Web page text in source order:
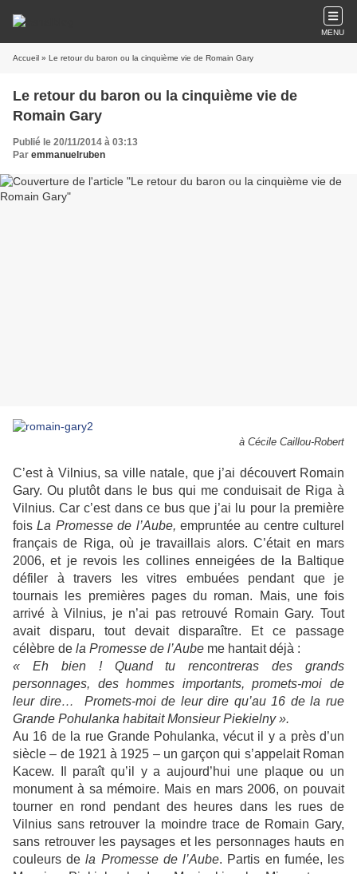
MENU
Accueil » Le retour du baron ou la cinquième vie de Romain Gary
Le retour du baron ou la cinquième vie de
Romain Gary
Publié le 20/11/2014 à 03:13
Par emmanuelruben
à Cécile Caillou-Robert
C’est à Vilnius, sa ville natale, que j’ai découvert Romain
Gary. Ou plutôt dans le bus qui me conduisait de Riga à
Vilnius. Car c’est dans ce bus que j’ai lu pour la première
foisLa Promesse de l’Aube, empruntée au centre culturel
français de Riga, où je travaillais alors. C’était en mars
2006, et je revois les collines enneigées de la Baltique
défiler à travers les vitres embuées pendant que je
tournais les premières pages du roman. Mais, une fois
arrivé à Vilnius, je n’ai pas retrouvé Romain Gary. Tout
avait disparu, tout devait disparaître. Et ce passage
célèbre de la Promesse de l’Aube me hantait déjà :
« Eh bien ! Quand tu rencontreras des grands
personnages, des hommes importants, promets-moi de
leur dire… Promets-moi de leur dire qu’au 16 de la rue
Grande Pohulanka habitait Monsieur Piekielny ».
Au 16 de la rue Grande Pohulanka, vécut il y a près d’un
siècle – de 1921 à 1925 – un garçon qui s’appelait Roman
Kacew. Il paraît qu’il y a aujourd’hui une plaque ou un
monument à sa mémoire. Mais en mars 2006, on pouvait
tourner en rond pendant des heures dans les rues de
Vilnius sans retrouver la moindre trace de Romain Gary,
sans retrouver les paysages et les personnages hauts en
couleurs dela Promesse de l’Aube. Partis en fumée, les